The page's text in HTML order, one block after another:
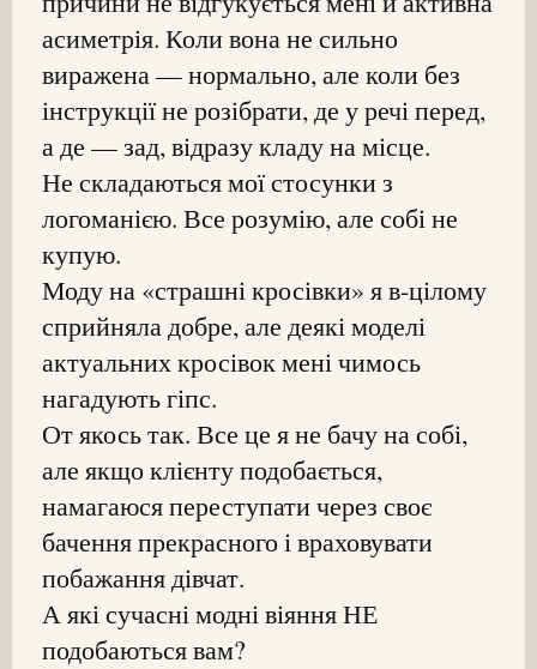
асиметрія. Коли вона не сильно
виражена — нормально, але коли без
інструкції не розібрати, де у речі перед,
а де — зад, відразу кладу на місце.
Не складаються мої стосунки з
логоманією. Все розумію, але собі не
купую.
Моду на «страшні кросівки» я в-цілому
сприйняла добре, але деякі моделі
актуальних кросівок мені чимось
нагадують гіпс.
От якось так. Все це я не бачу на собі,
але якщо клієнту подобається,
намагаюся переступати через своє
бачення прекрасного і враховувати
побажання дівчат.
А які сучасні модні віяння НЕ
подобаються вам?